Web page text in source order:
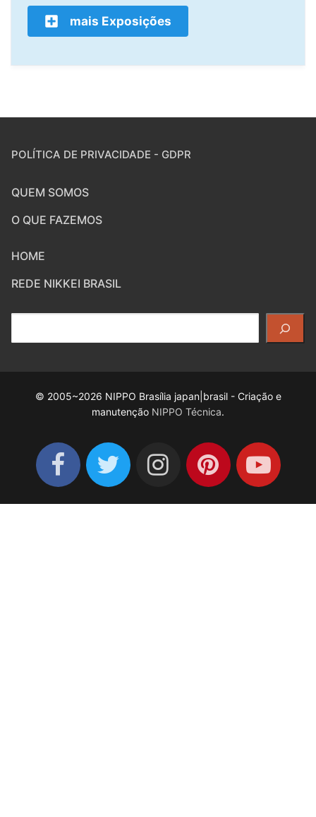
mais Exposições
POLÍTICA DE PRIVACIDADE - GDPR
QUEM SOMOS
O QUE FAZEMOS
HOME
REDE NIKKEI BRASIL
© 2005~2026 NIPPO Brasília japan|brasil - Criação e
manutenção NIPPO Técnica.